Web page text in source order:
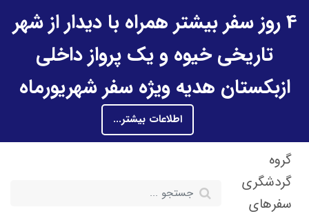
4 روز سفر بیشتر همراه با دیدار از شهر
تاریخی خیوه و یک پرواز داخلی
ازبکستان هدیه ویژه سفر شهریورماه
اطلاعات بیشتر...
گروه
گردشگری
سفرهای